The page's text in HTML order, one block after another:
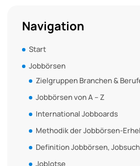
Navigation
Start
Jobbörsen
Zielgruppen Branchen &
Jobbörsen von A – Z
International Jobboards
Methodik der Jobbörsen-
Definition Jobbörsen,
Joblotse